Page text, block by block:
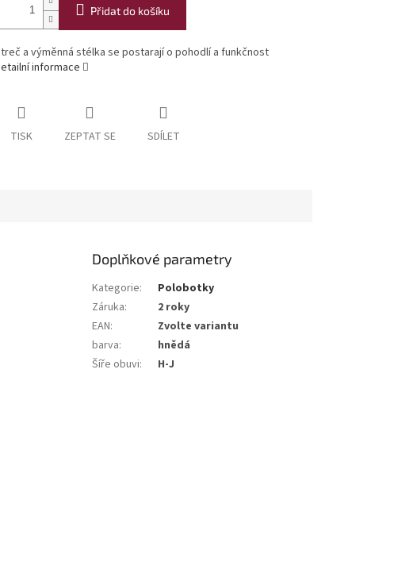
Přidat do košíku
a výměnná stélka se postarají o pohodlí a funkčnost
informace
TISK ZEPTAT SE SDÍLET
Doplňkové parametry
Kategorie:
Polobotky
Záruka:
2 roky
EAN:
Zvolte variantu
barva:
hnědá
Šíře obuvi: H-J